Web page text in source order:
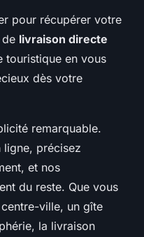
pour récupérer votre
livraison directe
touristique en vous
dès votre
remarquable.
ligne, précisez
et nos
du reste. Que vous
ville, un gîte
la livraison